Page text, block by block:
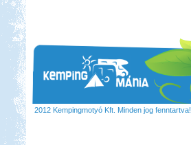
2012 Kempingmotyó Kft. Minden jog fenntartva!